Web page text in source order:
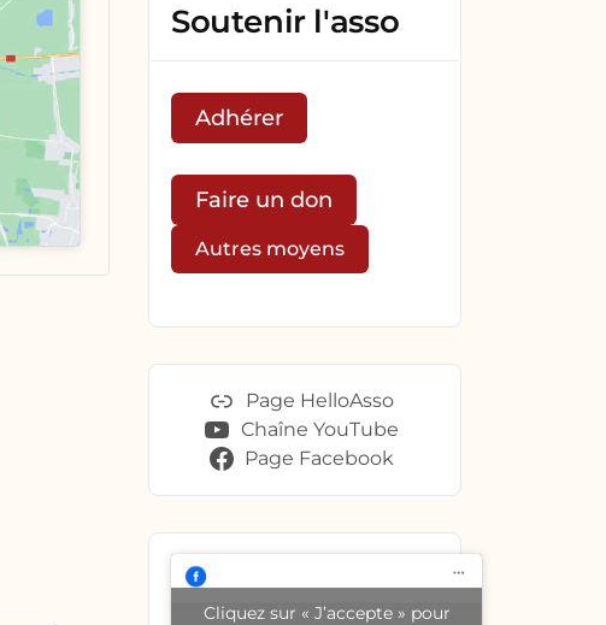
Soutenir l'asso
Adhérer
Faire un don
Autres moyens
Page HelloAsso
Chaîne YouTube
Page Facebook
Cliquez sur « J’accepte » pour